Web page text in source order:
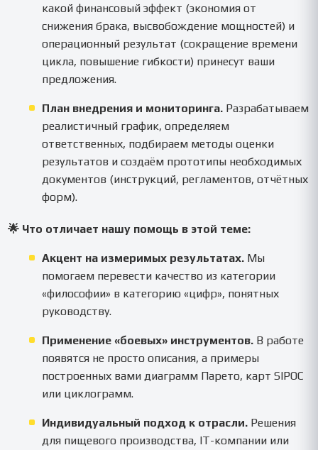
какой финансовый эффект (экономия от
снижения брака, высвобождение мощностей) и
операционный результат (сокращение времени
цикла, повышение гибкости) принесут ваши
предложения.
План внедрения и мониторинга. Разрабатываем
реалистичный график, определяем
ответственных, подбираем методы оценки
результатов и создаём прототипы необходимых
документов (инструкций, регламентов, отчётных
форм).
🌟 Что отличает нашу помощь в этой теме:
Акцент на измеримых результатах. Мы
помогаем перевести качество из категории
«философии» в категорию «цифр», понятных
руководству.
Применение «боевых» инструментов. В работе
появятся не просто описания, а примеры
построенных вами диаграмм Парето, карт SIPOC
или циклограмм.
Индивидуальный подход к отрасли. Решения
для пищевого производства, IT-компании или